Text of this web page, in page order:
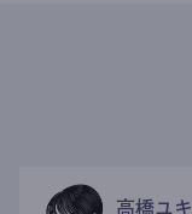
高橋ユキ